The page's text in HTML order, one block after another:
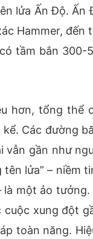
lửa Ấn Độ.
Hammer,
tầm bắn
hơn, tổng thể
Các đường
vẫn gần như
tên lửa” –
một ảo
xung đột
toàn năng.